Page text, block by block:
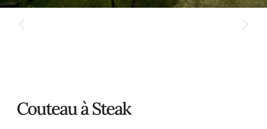
Couteau à Steak